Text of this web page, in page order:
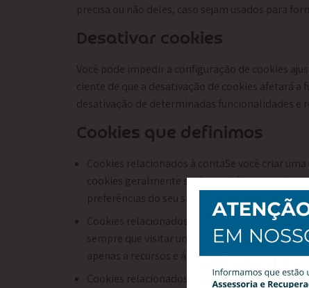
precisa ou não deles, caso sejam usados ​​para
Desativar cookies
Você pode impedir a configuração de cookies
ciente de que a desativação de cookies afetará
desativação de determinadas funcionalidades e
Cookies que definimos
Cookies relacionados à contaSe você criar
cookies geralmente serão excluídos quando
preferências do seu site ao sair.
Cookies relacionados ao loginUtilizamos
sempre que visitar uma nova página. Esses
apenas a recursos e áreas restritas ao efetuar
Cookies relacionados a boletins por e-